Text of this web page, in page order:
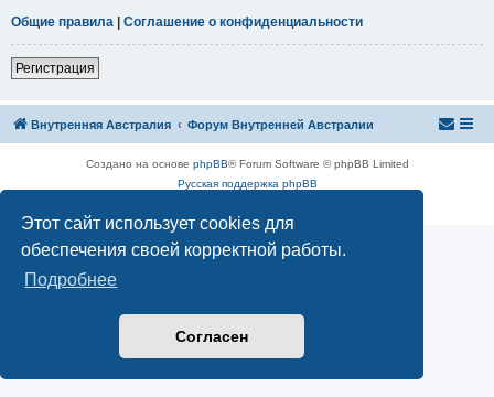
Этот сайт использует cookies для
обеспечения своей корректной работы.
Подробнее
Согласен
Общие правила | Соглашение о конфиденциальности
Регистрация
Внутренняя Австралия Форум Внутренней Австралии
Создано на основе phpBB® Forum Software © phpBB Limited
Русская поддержка phpBB